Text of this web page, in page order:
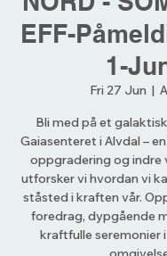
EFF-
1-
Fri 27 Jun
  |
Bli med på et
Gaiasenteret i Alvdal –
oppgradering og indre
utforsker vi hvordan vi
ståsted i kraften vår.
foredrag, dypgående
kraftfulle seremonier